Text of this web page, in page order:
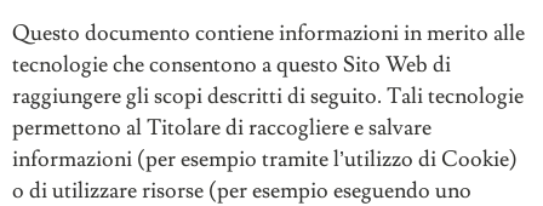
Questo documento contiene informazioni in merito alle
tecnologie che consentono a questo Sito Web di
raggiungere gli scopi descritti di seguito. Tali tecnologie
permettono al Titolare di raccogliere e salvare
informazioni (per esempio tramite l’utilizzo di Cookie)
o di utilizzare risorse (per esempio eseguendo uno